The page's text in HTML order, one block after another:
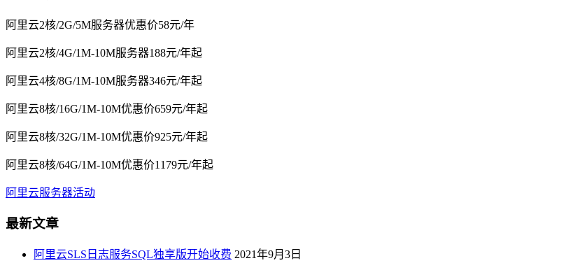
阿里云2核/2G/5M服务器优惠价58元/年
阿里云2核/4G/1M-10M服务器188元/年起
阿里云4核/8G/1M-10M服务器346元/年起
阿里云8核/16G/1M-10M优惠价659元/年起
阿里云8核/32G/1M-10M优惠价925元/年起
阿里云8核/64G/1M-10M优惠价1179元/年起
阿里云服务器活动
最新文章
阿里云SLS日志服务SQL独享版开始收费 2021年9月3日